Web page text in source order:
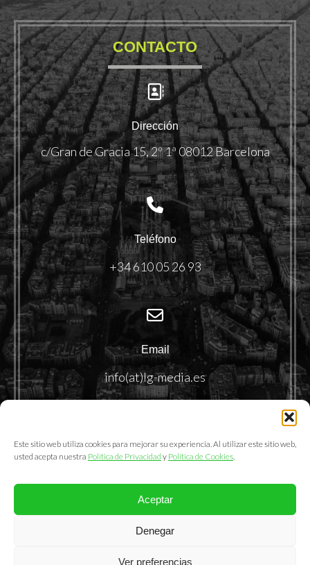
Este sitio web utiliza cookies para mejorar su experiencia. Al utilizar este sitio web,
usted acepta nuestra Política de Privacidad y Política de Cookies.
Aceptar
Denegar
Ver preferencias
CONTACTO
Dirección
c/Gran de Gracia 15, 2º 1ª 08012 Barcelona
Teléfono
+34 610 05 26 93
Email
info(at)lg-media.es
@2025. LemonGrass Communications S.L.